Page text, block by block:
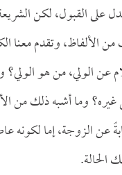
على القبول، لكن
وتقدم معنا
الولي، من هو الولي؟
وما أشبه ذلك من
عن الزوجة، إما لكونه
الحالة.